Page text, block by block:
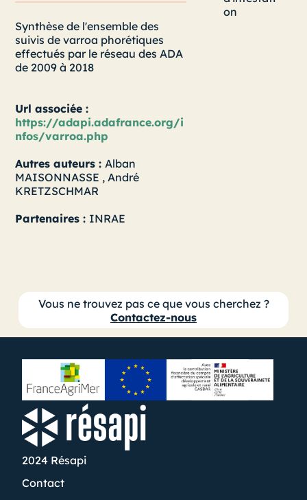
on
Synthèse de l'ensemble des
suivis de varroa phorétiques
effectués par le réseau des ADA
de 2009 à 2018
Url associée :
https://adapi.adafrance.org/i
nfos/varroa.php
Autres auteurs :Alban
MAISONNASSE ,André
KRETZSCHMAR
Partenaires : INRAE
Vous ne trouvez pas ce que vous cherchez ?
Contactez-nous
2024 Résapi
Contact